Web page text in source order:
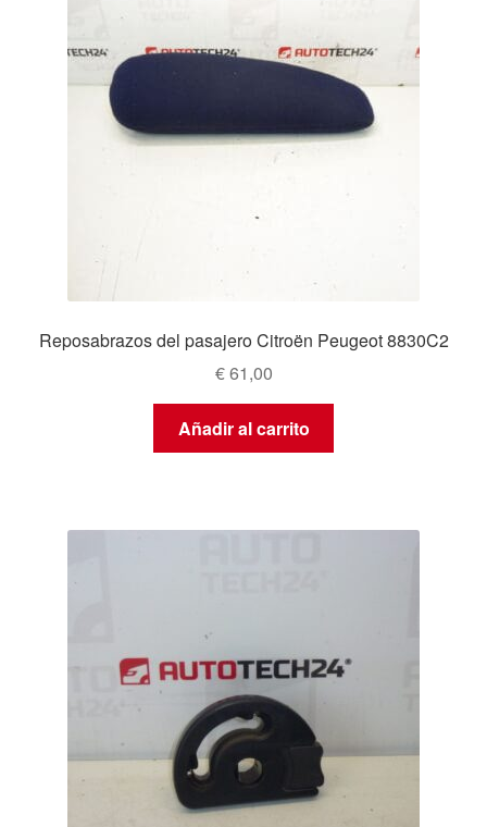
Reposabrazos del pasajero Citroën Peugeot 8830C2
€61,00
Añadir al carrito